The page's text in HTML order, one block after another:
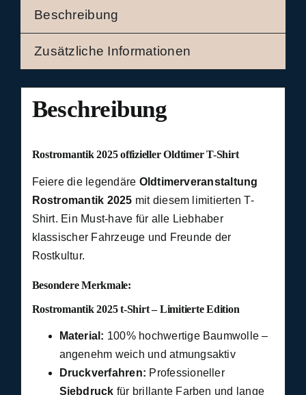
Beschreibung
Zusätzliche Informationen
Beschreibung
Rostromantik 2025 offizieller Oldtimer T-Shirt
Feiere die legendäre Oldtimerveranstaltung
Rostromantik 2025 mit diesem limitierten T-
Shirt. Ein Must-have für alle Liebhaber
klassischer Fahrzeuge und Freunde der
Rostkultur.
Besondere Merkmale:
Rostromantik 2025 t-Shirt – Limitierte Edition
Material: 100% hochwertige Baumwolle –
angenehm weich und atmungsaktiv
Druckverfahren: Professioneller
Siebdruck für brillante Farben und lange